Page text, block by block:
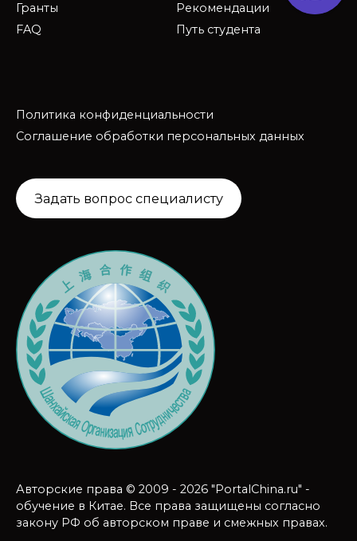
Гранты
FAQ
Рекомендации
Путь студента
Политика конфиденциальности
Соглашение обработки персональных данных
Задать вопрос специалисту
Авторские права © 2009 - 2026 "PortalChina.ru" -
обучение в Китае. Все права защищены согласно
закону РФ об авторском праве и смежных правах.